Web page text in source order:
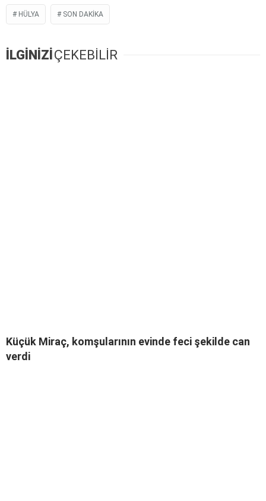
HÜLYA SON DAKIKA
İLGİNİZİÇEKEBİLİR
Küçük Miraç, komşularının evinde feci şekilde can
verdi